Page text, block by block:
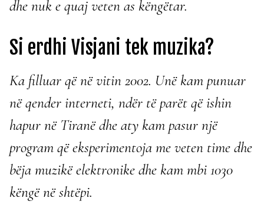
dhe nuk e quaj veten as këngëtar.
Si erdhi Visjani tek muzika?
Ka filluar që në vitin 2002. Unë kam punuar
në qender interneti, ndër të parët që ishin
hapur në Tiranë dhe aty kam pasur një
program që eksperimentoja me veten time dhe
bëja muzikë elektronike dhe kam mbi 1030
këngë në shtëpi.